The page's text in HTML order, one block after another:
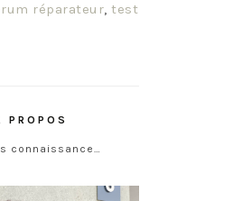
réparateur,test
PROPOS
connaissance…